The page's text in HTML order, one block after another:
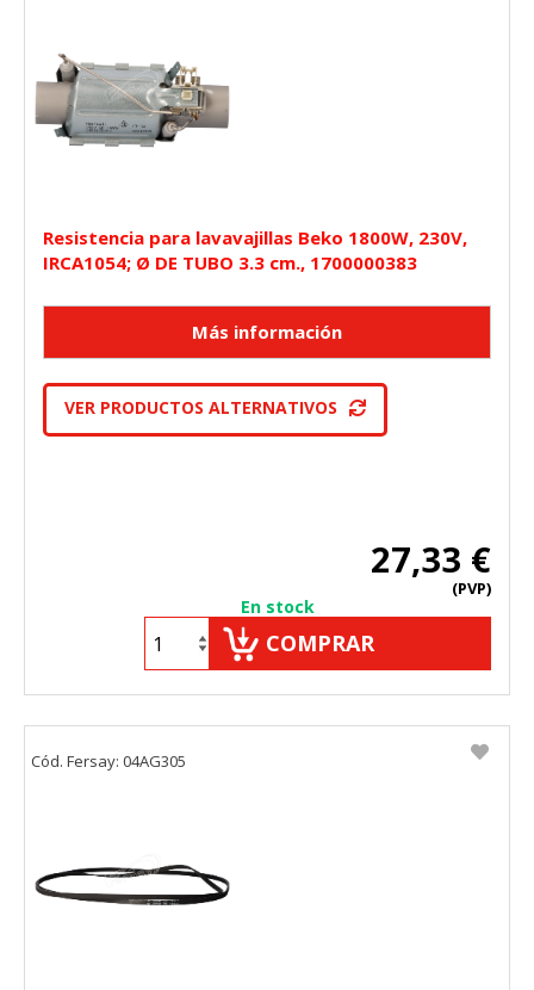
Resistencia para lavavajillas Beko 1800W, 230V,
IRCA1054; Ø DE TUBO 3.3 cm., 1700000383
VER PRODUCTOS ALTERNATIVOS
27,33 €
(PVP)
En stock
COMPRAR
Cód. Fersay: 04AG305